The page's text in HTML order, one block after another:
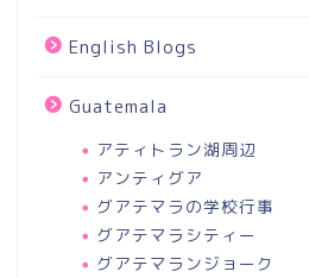
English Blogs
Guatemala
アティトラン湖周辺
アンティグア
グアテマラの学校行事
グアテマラシティー
グアテマランジョーク